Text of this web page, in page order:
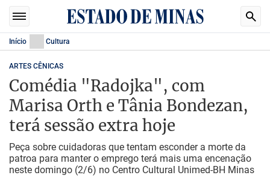
Início Cultura
ARTES CÊNICAS
Comédia "Radojka", com
Marisa Orth e Tânia Bondezan,
terá sessão extra hoje
Peça sobre cuidadoras que tentam esconder a morte da
patroa para manter o emprego terá mais uma encenação
neste domingo (2/6) no Centro Cultural Unimed-BH Minas